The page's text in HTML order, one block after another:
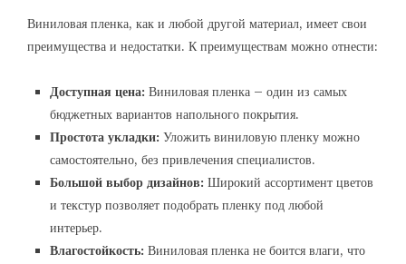
Виниловая пленка, как и любой другой материал, имеет свои
преимущества и недостатки. К преимуществам можно отнести:
Доступная цена: Виниловая пленка – один из самых
бюджетных вариантов напольного покрытия.
Простота укладки: Уложить виниловую пленку можно
самостоятельно, без привлечения специалистов.
Большой выбор дизайнов: Широкий ассортимент цветов
и текстур позволяет подобрать пленку под любой
интерьер.
Влагостойкость: Виниловая пленка не боится влаги, что